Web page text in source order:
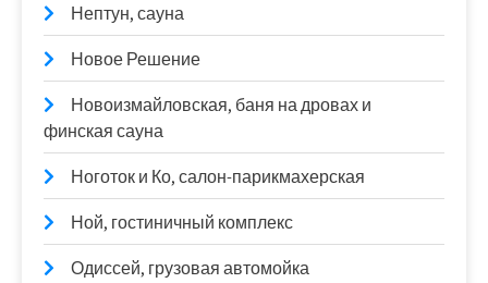
Нептун, сауна
Новое Решение
Новоизмайловская, баня на дровах и
финская сауна
Ноготок и Ко, салон-парикмахерская
Ной, гостиничный комплекс
Одиссей, грузовая автомойка